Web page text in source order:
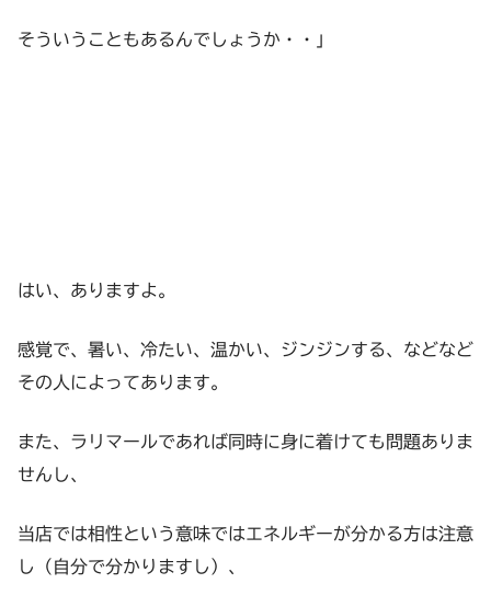
そういうこともあるんでしょうか・・」
はい、ありますよ。
感覚で、暑い、冷たい、温かい、ジンジンする、などなど
その人によってあります。
また、ラリマールであれば同時に身に着けても問題ありま
せんし、
当店では相性という意味ではエネルギーが分かる方は注意
し（自分で分かりますし）、